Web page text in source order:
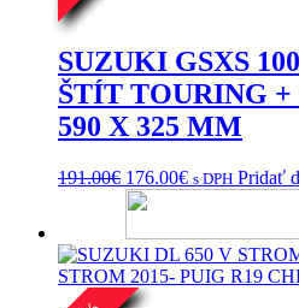
SUZUKI GSXS
ŠTÍT TOURING
590 X 325 MM
191.00€ Pôvodná
cena
191.00€.
176.00€Aktuálna
176.00€.
s DPH Pridať